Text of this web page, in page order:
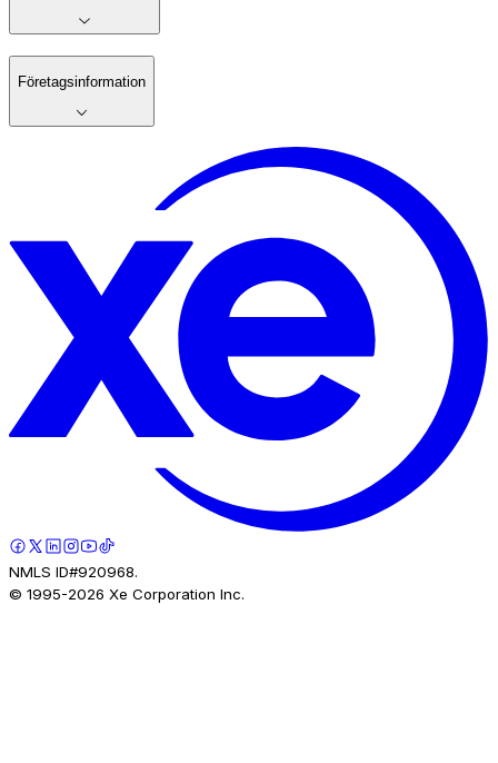
Företagsinformation
NMLS ID#920968.
© 1995-2026 Xe Corporation Inc.